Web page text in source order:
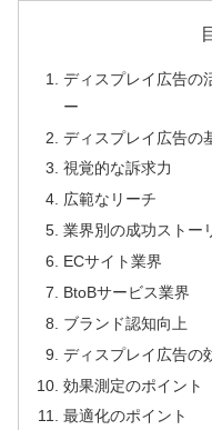
ディスプレイ広告の
ー
ディスプレイ広告の
視覚的な訴求力
広範なリーチ
業界別の成功ストー
ECサイト業界
BtoBサービス業界
ブランド認知向上
ディスプレイ広告の
効果測定のポイント
最適化のポイント